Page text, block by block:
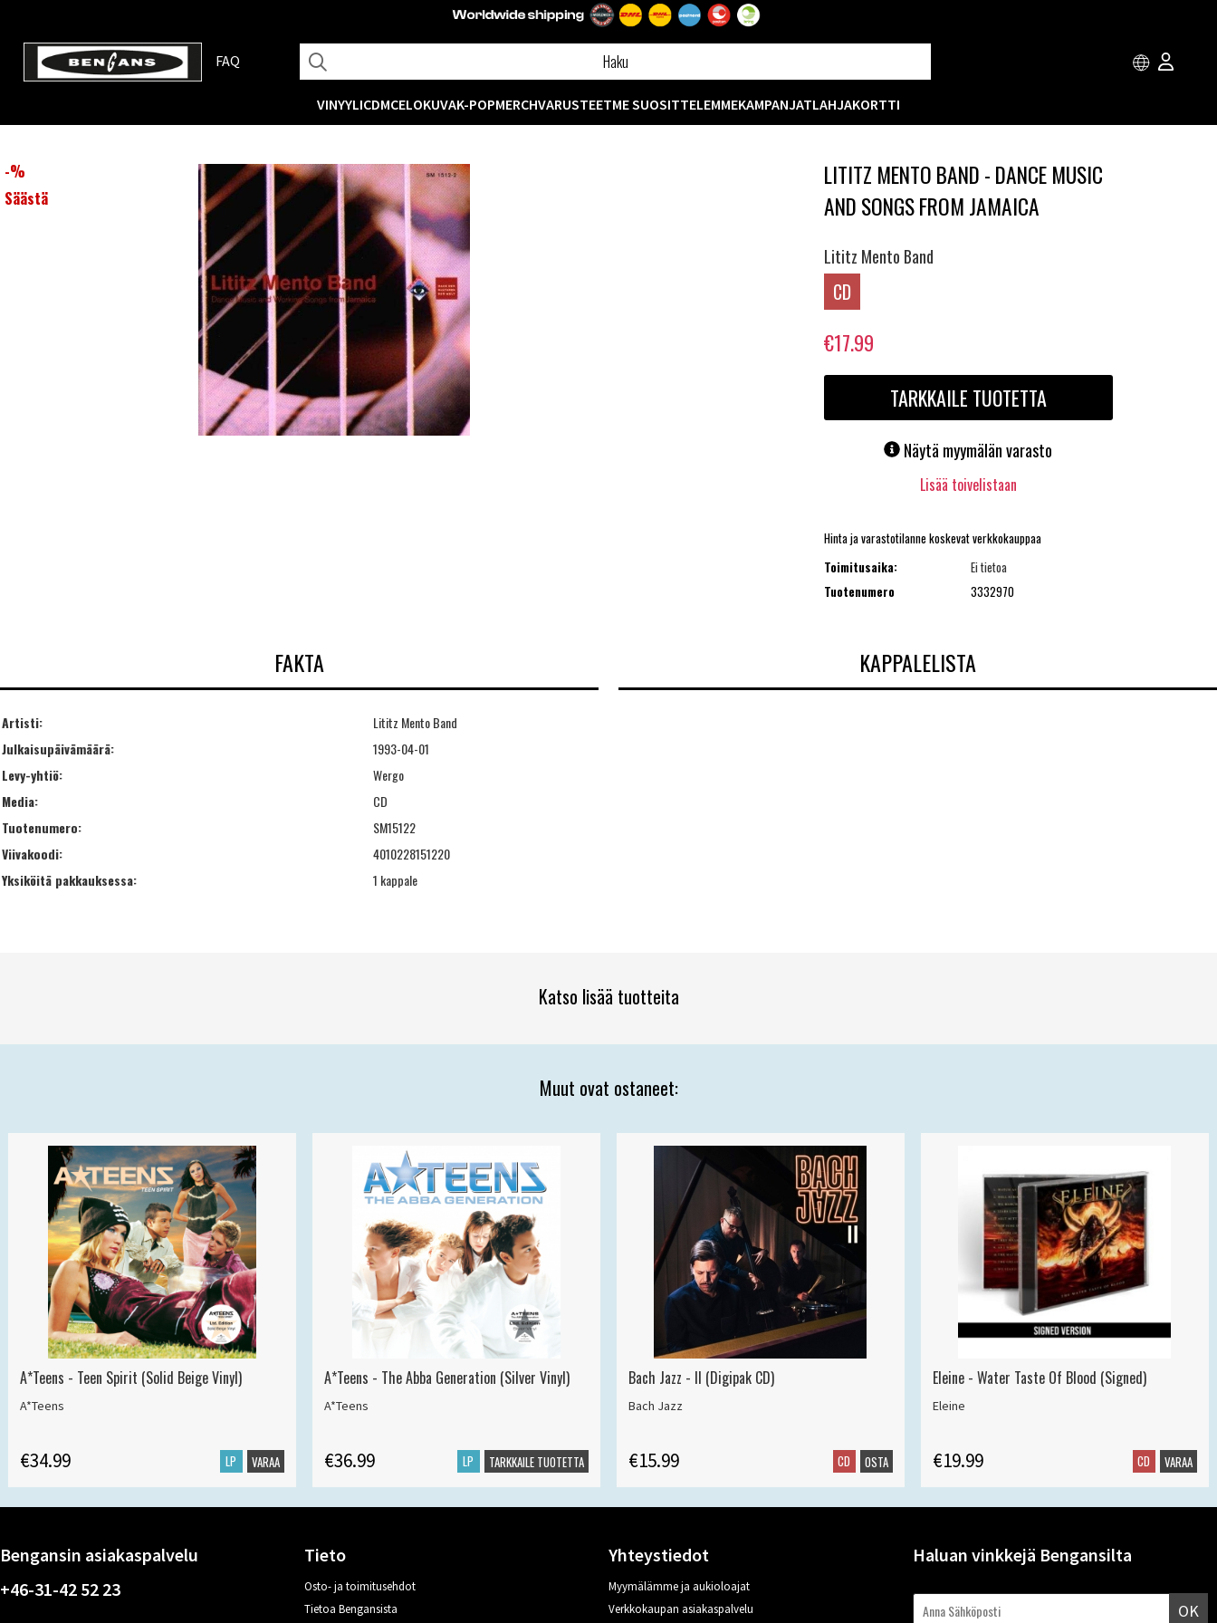
FAQ
VINYYLICDMCELOKUVAK-POPMERCHVARUSTEETME SUOSITTELEMMEKAMPANJATLAHJAKORTTI
-%
Säästä
LITITZ MENTO BAND - DANCE MUSIC
AND SONGS FROM JAMAICA
Lititz Mento Band
CD
€17.99
TARKKAILE TUOTETTA
Näytä myymälän varasto
Lisää toivelistaan
Hinta ja varastotilanne koskevat verkkokauppaa
Toimitusaika:
Ei tietoa
Tuotenumero
3332970
FAKTA
Artisti:
Lititz Mento Band
Julkaisupäivämäärä:
1993-04-01
Levy-yhtiö:
Wergo
Media:
CD
Tuotenumero:
SM15122
Viivakoodi:
4010228151220
Yksiköitä pakkauksessa:
1 kappale
KAPPALELISTA
Katso lisää tuotteita
Muut ovat ostaneet:
A*Teens - Teen Spirit (Solid Beige Vinyl)
A*Teens
€34.99 LP VARAA
A*Teens - The Abba Generation (Silver Vinyl)
A*Teens
€36.99 LP TARKKAILE TUOTETTA
Bach Jazz - II (Digipak CD)
Bach Jazz
€15.99 CD OSTA
Eleine - Water Taste Of Blood (Signed)
Eleine
€19.99 CD VARAA
Bengansin asiakaspalvelu
+46-31-42 52 23
Tieto
Osto- ja toimitusehdot
Tietoa Bengansista
Yhteystiedot
Myymälämme ja aukioloajat
Verkkokaupan asiakaspalvelu
Haluan vinkkejä Bengansilta
OK